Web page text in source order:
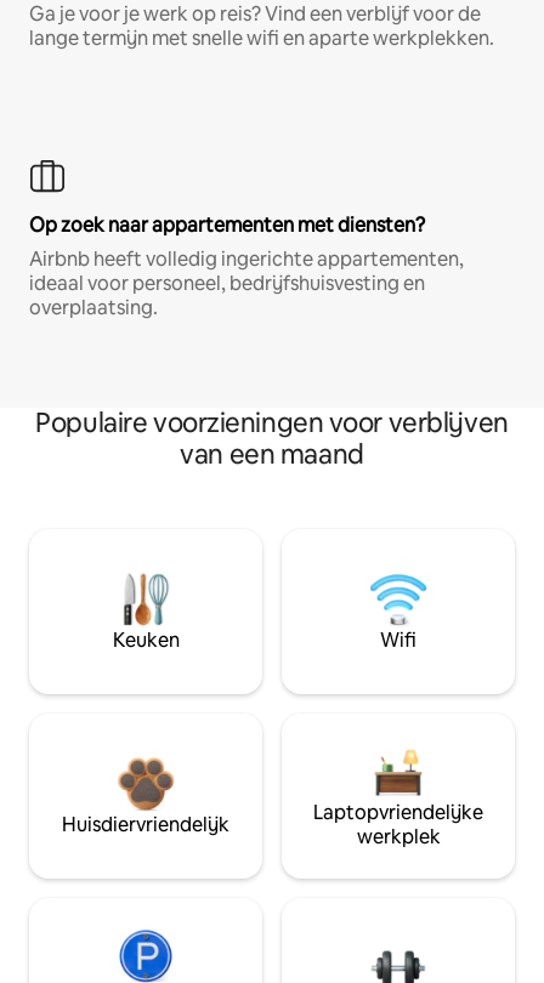
Ga je voor je werk op reis? Vind een verblijf voor de
lange termijn met snelle wifi en aparte werkplekken.
Op zoek naar appartementen met diensten?
Airbnb heeft volledig ingerichte appartementen,
ideaal voor personeel, bedrijfshuisvesting en
overplaatsing.
Populaire voorzieningen voor verblijven
van een maand
Keuken Wifi
Huisdiervriendelijk
Laptopvriendelijke
werkplek